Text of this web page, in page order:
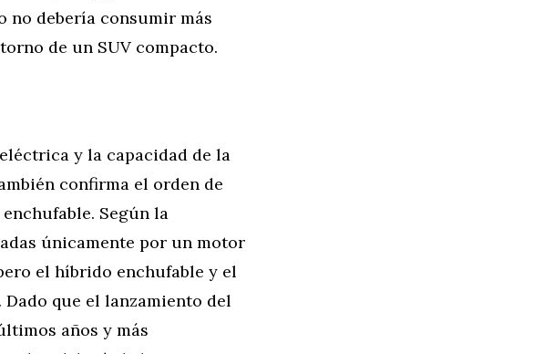
no debería consumir más
de un SUV compacto.
y la capacidad de la
confirma el orden de
Según la
únicamente por un motor
el híbrido enchufable y el
que el lanzamiento del
años y más